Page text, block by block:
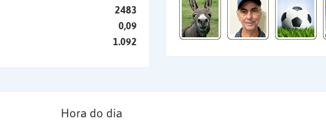
2483
0,09
1.092
Hora do dia